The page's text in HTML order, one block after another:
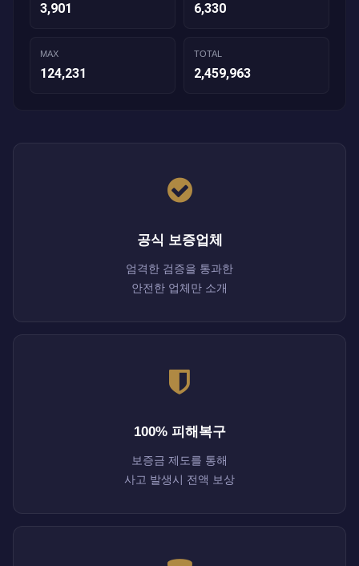
3,901 6,330
MAX
124,231
TOTAL
2,459,963
공식 보증업체
엄격한 검증을 통과한
안전한 업체만 소개
100% 피해복구
보증금 제도를 통해
사고 발생시 전액 보상